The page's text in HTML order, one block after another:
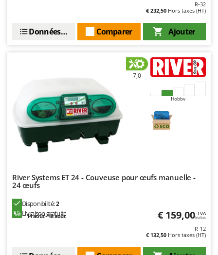
Novital
NuAir
NuovaFac
Oliviero
Olix
OMA
Omas
R-32
€ 232,50 Hors taxes (HT)
Ajouter
Comparer
Données techniques
7,0
Hobby
River Systems ET 24 - Couveuse pour œufs manuelle -
24 œufs
Disponibilité:2
Livraison gratuite
14 août - 18 août € 159,00 TVA
Inclus
R-12
€ 132,50 Hors taxes (HT)